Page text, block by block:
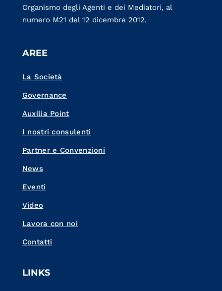
Organismo degli Agenti e dei Mediatori, al
numero M21 del 12 dicembre 2012.
AREE
La Società
Governance
Auxilia Point
I nostri consulenti
Partner e Convenzioni
News
Eventi
Video
Lavora con noi
Contatti
LINKS